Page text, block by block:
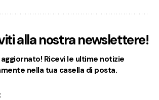
alla nostra newslettere!
aggiornato! Ricevi le ultime notizie
nella tua casella di posta.